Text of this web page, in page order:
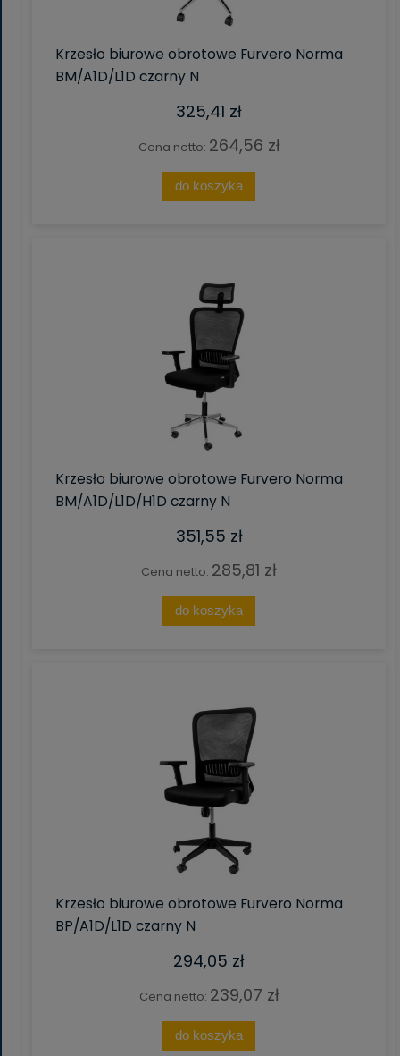
Krzesło biurowe obrotowe Furvero Norma
BM/A1D/L1D czarny N
325,41 zł
Cena netto: 264,56 zł
do koszyka
Krzesło biurowe obrotowe Furvero Norma
BM/A1D/L1D/H1D czarny N
351,55 zł
Cena netto: 285,81 zł
do koszyka
Krzesło biurowe obrotowe Furvero Norma
BP/A1D/L1D czarny N
294,05 zł
Cena netto: 239,07 zł
do koszyka